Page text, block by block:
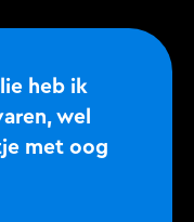
heb ik
wel
met oog